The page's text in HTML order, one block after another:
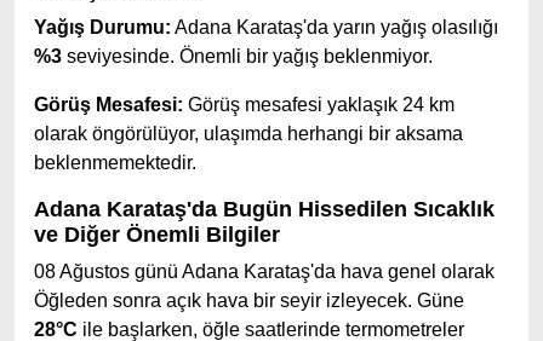
Yağış Durumu: Adana Karataş'da yarın yağış olasılığı
%3 seviyesinde. Önemli bir yağış beklenmiyor.
Görüş Mesafesi: Görüş mesafesi yaklaşık 24 km
olarak öngörülüyor, ulaşımda herhangi bir aksama
beklenmemektedir.
Adana Karataş'da Bugün Hissedilen Sıcaklık
ve Diğer Önemli Bilgiler
08 Ağustos günü Adana Karataş'da hava genel olarak
Öğleden sonra açık hava bir seyir izleyecek. Güne
28°C ile başlarken, öğle saatlerinde termometreler